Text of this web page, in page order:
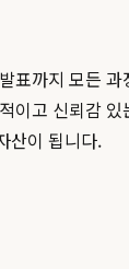
표까지 모든
이고 신뢰감
산이 됩니다.